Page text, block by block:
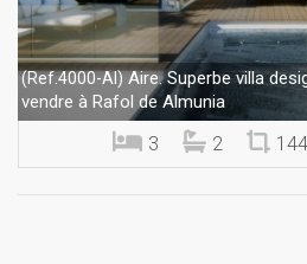
(Ref.4000-AI)Aire. Superbe villa
vendre à Rafol de Almunia
3 2